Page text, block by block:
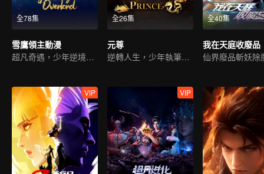
全78集
雪鷹領主動漫
超凡奇遇，少年逆境重生
全26集
元尊
逆轉人生，少年執筆破蒼穹
全40集
我在天庭收廢品
仙界廢品斬妖除
VIP VIP